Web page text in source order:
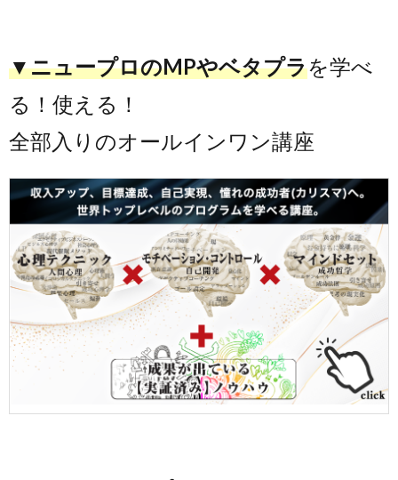
▼ニュープロのMPやベタプラを学べ
る！使える！
全部入りのオールインワン講座